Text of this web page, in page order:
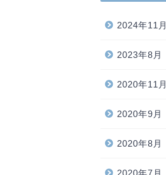
2024年11月
2023年8月
2020年11月
2020年9月
2020年8月
2020年7月